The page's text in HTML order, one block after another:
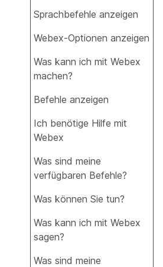
Sprachbefehle anzeigen
Webex-Optionen anzeigen
Was kann ich mit Webex
machen?
Befehle anzeigen
Ich benötige Hilfe mit
Webex
Was sind meine
verfügbaren Befehle?
Was können Sie tun?
Was kann ich mit Webex
sagen?
Was sind meine